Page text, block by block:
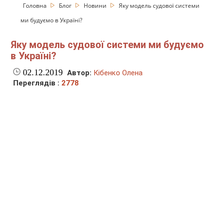
Головна Блог Новини
Яку модель судової системи
ми будуємо в Україні?
Яку модель судової системи ми будуємо
в Україні?
02.12.2019 Автор: Кібенко Олена
Переглядів : 2778